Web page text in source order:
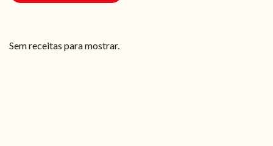
Sem receitas para mostrar.